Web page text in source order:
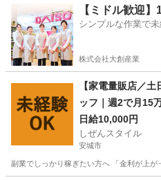
名古屋市 金山駅 営業
【ミドル歓迎
シンプルな作業で未
株式会社大創産業
【家電量販店／
ッフ｜週2で月15
日給10,000円
しぜんスタイル
安城市
副業でしっかり稼ぎたい方へ 「金利が上